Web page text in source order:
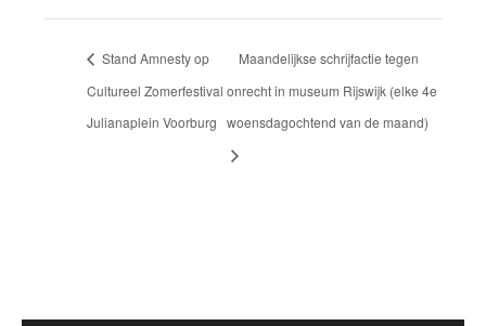
Stand Amnesty op
Cultureel Zomerfestival
Julianaplein Voorburg
Maandelijkse schrijfactie tegen
onrecht in museum Rijswijk (elke 4e
woensdagochtend van de maand)